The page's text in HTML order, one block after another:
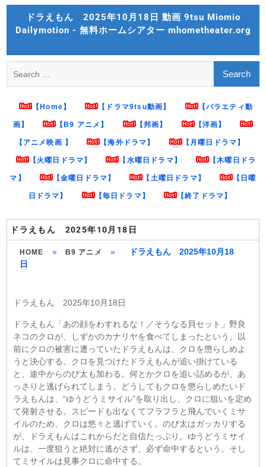
Skip
content
ドラえもん 2025年10月18日 動画 9tsu Miomio
Dailymotion - 無料ホームシアター mhometheater.org
for:
【Home】 【ドラマ9tsu動画】 【バラエティ動
画】 【B9 アニメ】 【邦画】 【洋画】
【アニメ映画 】 【海外ドラマ】 【月曜日ドラマ】
【火曜日ドラマ】 【水曜日ドラマ】 【木曜日ドラ
マ】 【金曜日ドラマ】 【土曜日ドラマ】 【日曜
日ドラマ】 【毎日ドラマ】 【終了ドラマ】
ドラえもん 2025年10月18日
HOME » B9 アニメ »
ドラえもん 2025年10月18
日
ドラえもん 2025年10月18日
ドラえもん「あの顔をわすれるな！／そうなる貝セット」野良
ネコのクロが、しずかのカナリヤを食べてしまったという。以
前にクロの被害に遭っていたドラえもんは、クロを懲らしめよ
うと決心する。クロを見つけたドラえもんが追い掛けている
と、途中からのび太も加わる。何とかクロを追い詰めるが、あ
っさりと逃げられてしまう。どうしてもクロを懲らしめたいド
ラえもんは、“ゆうどうミサイル”を取り出し、クロに狙いを定め
て発射させる。スピードも出なくてフラフラと飛んでいくミサ
イルのため、クロは悠々と逃げていく。のび太はガッカリする
が、ドラえもんはこれからだと自信たっぷり。ゆうどうミサイ
ルは、一度狙うと絶対に逃がさず、必ず命中するという。そし
てミサイルは見事クロに命中する。